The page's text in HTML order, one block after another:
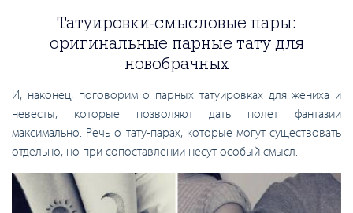
Татуировки-смысловые пары:
оригинальные парные тату для
новобрачных
И, наконец, поговорим о парных татуировках для жениха и
невесты, которые позволяют дать полет фантазии
максимально. Речь о тату-парах, которые могут существовать
отдельно, но при сопоставлении несут особый смысл.